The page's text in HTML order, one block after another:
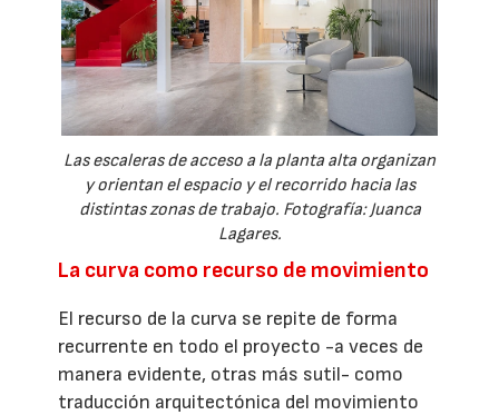
Las escaleras de acceso a la planta alta organizan
y orientan el espacio y el recorrido hacia las
distintas zonas de trabajo. Fotografía: Juanca
Lagares.
La curva como recurso de movimiento
El recurso de la curva se repite de forma
recurrente en todo el proyecto -a veces de
manera evidente, otras más sutil- como
traducción arquitectónica del movimiento